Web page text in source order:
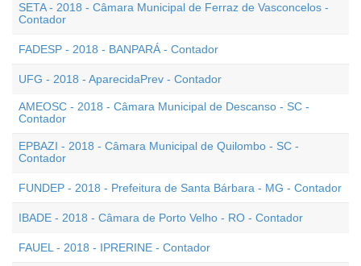
SETA - 2018 - Câmara Municipal de Ferraz de Vasconcelos -
Contador
FADESP - 2018 - BANPARÁ - Contador
UFG - 2018 - AparecidaPrev - Contador
AMEOSC - 2018 - Câmara Municipal de Descanso - SC -
Contador
EPBAZI - 2018 - Câmara Municipal de Quilombo - SC -
Contador
FUNDEP - 2018 - Prefeitura de Santa Bárbara - MG - Contador
IBADE - 2018 - Câmara de Porto Velho - RO - Contador
FAUEL - 2018 - IPRERINE - Contador